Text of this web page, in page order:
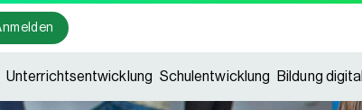
Unterrichtsentwicklung Schulentwicklung Bildung digital